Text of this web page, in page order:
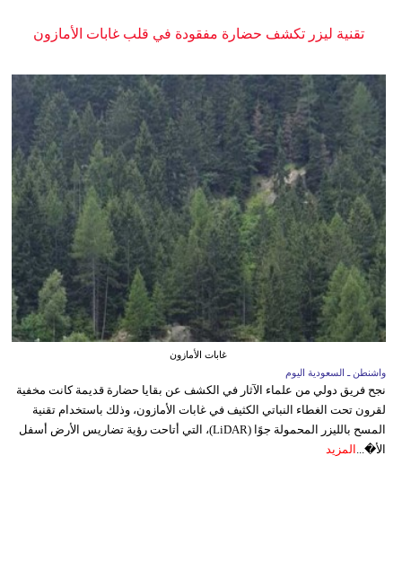
تقنية ليزر تكشف حضارة مفقودة في قلب غابات الأمازون
غابات الأمازون
واشنطن ـ السعودية اليوم
نجح فريق دولي من علماء الآثار في الكشف عن بقايا حضارة قديمة كانت مخفية
لقرون تحت الغطاء النباتي الكثيف في غابات الأمازون، وذلك باستخدام تقنية
المسح بالليزر المحمولة جوًا (LiDAR)، التي أتاحت رؤية تضاريس الأرض أسفل
الأ�... المزيد